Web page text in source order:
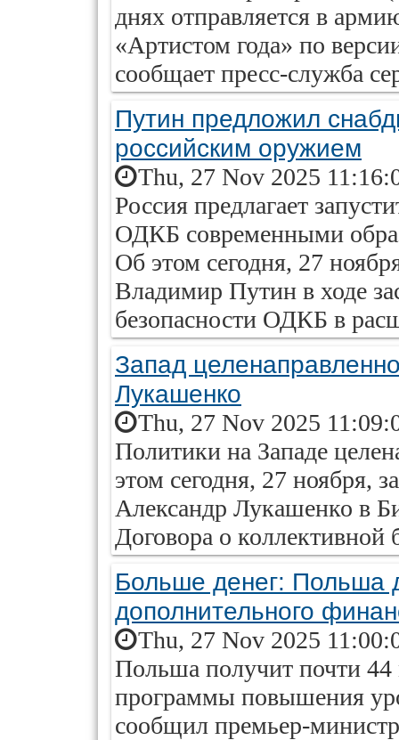
днях отправляется в
«Артистом года» по
сообщает пресс-служба
Путин предложил
российским оружием
Thu, 27 Nov 2025
Россия предлагает
ОДКБ современными
Об этом сегодня, 27
Владимир Путин в ходе
безопасности ОДКБ в
Запад
Лукашенко
Thu, 27 Nov 2025
Политики на Западе
этом сегодня, 27 ноября,
Александр Лукашенко в
Договора о коллективной
Больше денег: Польша
дополнительного
Thu, 27 Nov 2025
Польша получит почти 44
программы повышения
сообщил премьер-